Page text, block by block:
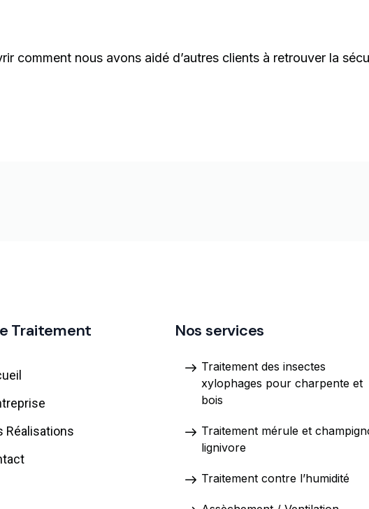
comment nous avons aidé d’autres clients à retrouver la
Traitement
Réalisations
Nos services
Traitement des insectes
xylophages pour charpente et
bois
Traitement mérule et
lignivore
Traitement contre l’humidité